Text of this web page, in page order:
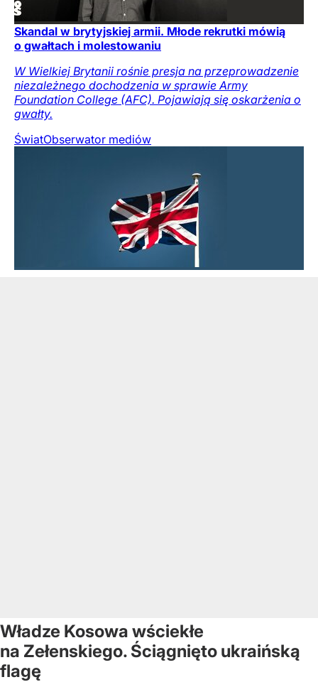
Skandal w brytyjskiej armii. Młode rekrutki mówią
o gwałtach i molestowaniu
W Wielkiej Brytanii rośnie presja na przeprowadzenie
niezależnego dochodzenia w sprawie Army
Foundation College (AFC). Pojawiają się oskarżenia o
gwałty.
ŚwiatObserwator mediów
Władze Kosowa wściekłe
na Zełenskiego. Ściągnięto ukraińską
flagę